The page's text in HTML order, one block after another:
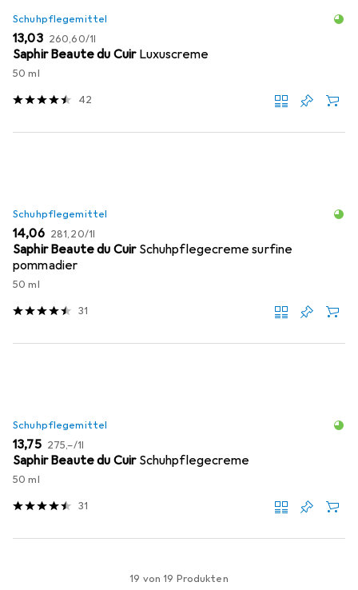
Schuhpflegemittel
EUR
13,03 EUR
260,60/1l
Saphir Beaute du Cuir Luxuscreme
50 ml
42
Schuhpflegemittel
EUR
14,06 EUR
281,20/1l
Saphir Beaute du Cuir Schuhpflegecreme surfine
pommadier
50 ml
31
Schuhpflegemittel
EUR
13,75 EUR
275,–/1l
Saphir Beaute du Cuir Schuhpflegecreme
50 ml
31
19 von 19 Produkten